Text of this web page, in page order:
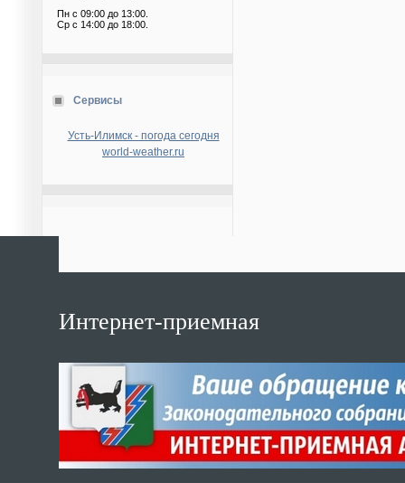
Пн с 09:00 до 13:00.
Ср с 14:00 до 18:00.
Сервисы
Усть-Илимск - погода сегодня
world-weather.ru
Интернет-приемная